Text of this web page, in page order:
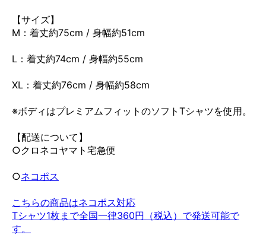
【サイズ】
M：着丈約75cm / 身幅約51cm
L：着丈約74cm / 身幅約55cm
XL：着丈約76cm / 身幅約58cm
※ボディはプレミアムフィットのソフトTシャツを使用。
【配送について】
○クロネコヤマト宅急便
○ネコポス
こちらの商品はネコポス対応
Tシャツ1枚まで全国一律360円（税込）で発送可能で
す。